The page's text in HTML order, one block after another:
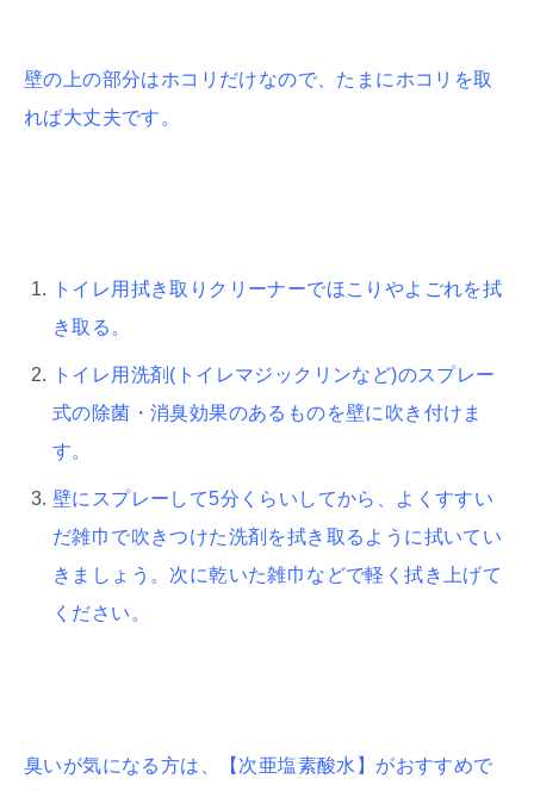
壁の上の部分はホコリだけなので、たまにホコリを取
れば大丈夫です。
トイレ用拭き取りクリーナーでほこりやよごれを拭
き取る。
トイレ用洗剤(トイレマジックリンなど)のスプレー
式の除菌・消臭効果のあるものを壁に吹き付けま
す。
壁にスプレーして5分くらいしてから、よくすすい
だ雑巾で吹きつけた洗剤を拭き取るように拭いてい
きましょう。次に乾いた雑巾などで軽く拭き上げて
ください。
臭いが気になる方は、【次亜塩素酸水】がおすすめで